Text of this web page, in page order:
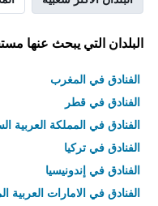
البلدان التي يبحث عنها
الفنادق في المغرب
الفنادق في قطر
الفنادق في المملكة العربية
الفنادق في تركيا
الفنادق في إندونيسيا
الفنادق في الامارات العربية